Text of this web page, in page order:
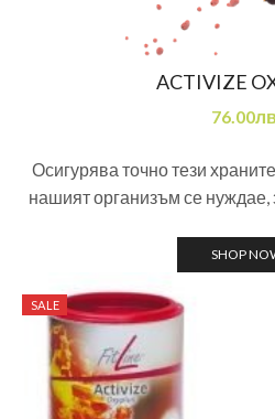
ACTIVIZE
Осигурява точно тези
нашият организъм се нуждае,
SHOP
SALE